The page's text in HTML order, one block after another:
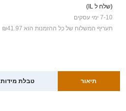
(שלח ל IL)
7-10 ימי עסקים
תעריף המשלוח של כל ההזמנות הוא ₪41.97
תיאור טבלת מידות